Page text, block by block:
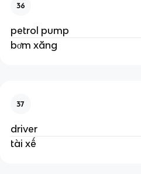
36
petrol pump
bơm xăng
37
driver
tài xế